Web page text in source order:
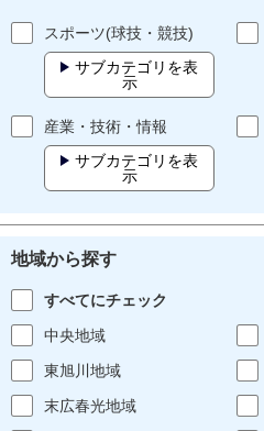
スポーツ(球技・競技)
サブカテゴリを表
示
産業・技術・情報
サブカテゴリを表
示
地域から探す
すべてにチェック
中央地域
東旭川地域
末広春光地域